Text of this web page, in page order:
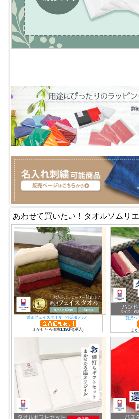
あわせて買いたい！タオルソムリ
贅沢フェイスタオル（今治タオル）
まかせたろ価格1,190円(税込)
贅沢ハ
ま